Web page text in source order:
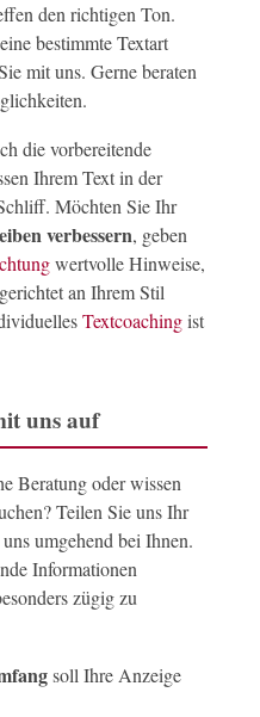
den richtigen Ton.
bestimmte Textart
mit uns. Gerne beraten
die vorbereitende
Ihrem Text in der
Möchten Sie Ihr
verbessern, geben
wertvolle Hinweise,
an Ihrem Stil
Textcoachingist
uns auf
Beratung oder wissen
Teilen Sie uns Ihr
umgehend bei Ihnen.
Informationen
zügig zu
soll Ihre Anzeige